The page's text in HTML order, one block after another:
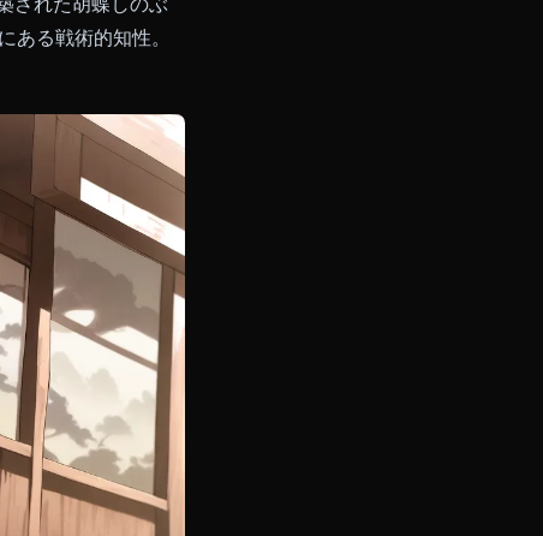
中心に構築された胡蝶しのぶ